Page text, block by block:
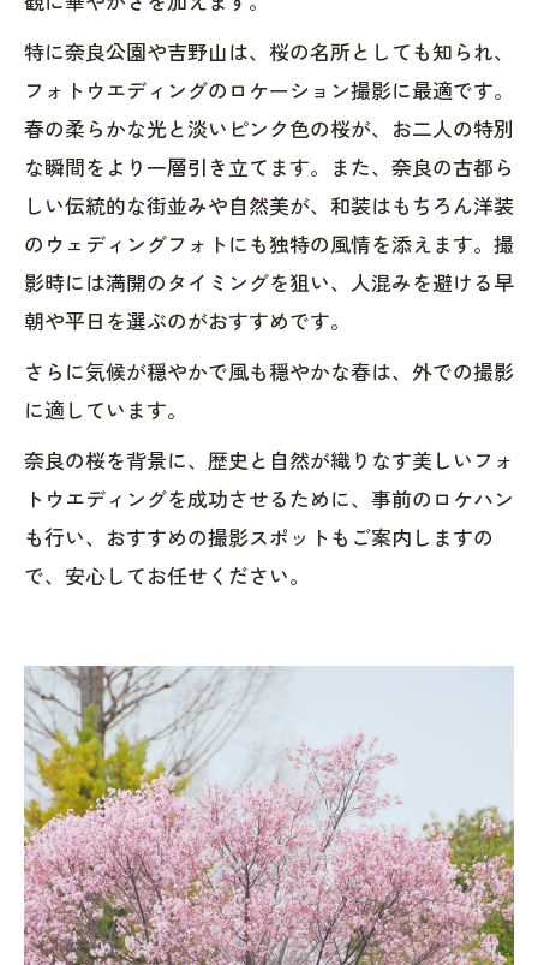
特に奈良公園や吉野山は、桜の名所としても知られ、
フォトウエディングのロケーション撮影に最適です。
春の柔らかな光と淡いピンク色の桜が、お二人の特別
な瞬間をより一層引き立てます。また、奈良の古都ら
しい伝統的な街並みや自然美が、和装はもちろん洋装
のウェディングフォトにも独特の風情を添えます。撮
影時には満開のタイミングを狙い、人混みを避ける早
朝や平日を選ぶのがおすすめです。
さらに気候が穏やかで風も穏やかな春は、外での撮影
に適しています。
奈良の桜を背景に、歴史と自然が織りなす美しいフォ
トウエディングを成功させるために、事前のロケハン
も行い、おすすめの撮影スポットもご案内しますの
で、安心してお任せください。